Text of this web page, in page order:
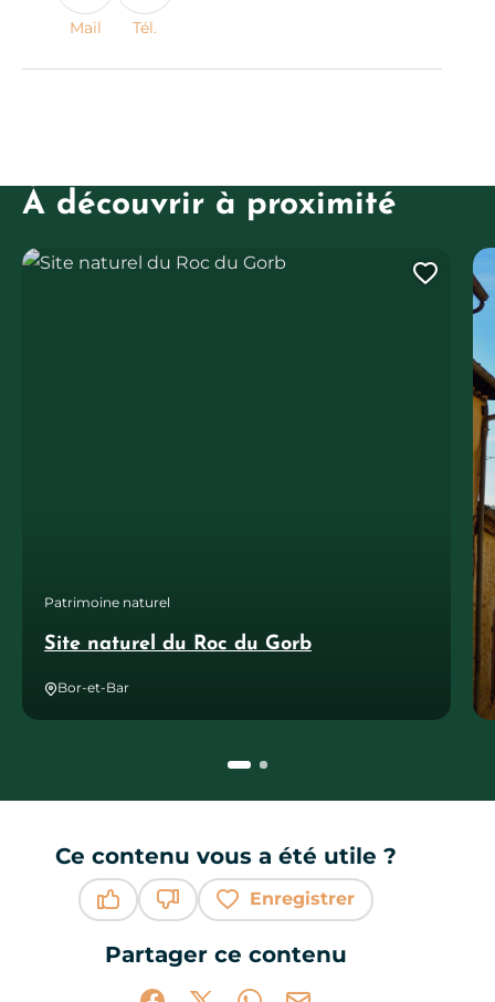
Mail Tél.
À découvrir à proximité
Site naturel du Roc du Gorb
Patrimoine naturel
Bor-et-Bar
Site naturel du Roc du Gorb
Ce contenu vous a été utile ?
Enregistrer
Partager ce contenu